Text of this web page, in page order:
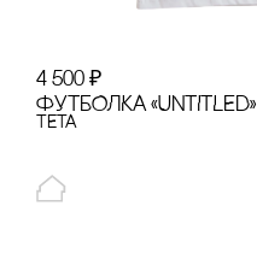
4 500 ₽
ФУТБОЛКА «UNTITLED»
TETA